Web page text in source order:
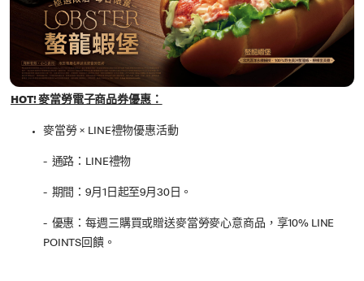
HOT! 麥當勞電子商品券優惠：
麥當勞 × LINE禮物優惠活動
- 通路：LINE禮物
- 期間：9月1日起至9月30日。
- 優惠：每週三購買或贈送麥當勞麥心意商品，享10% LINE
POINTS回饋。